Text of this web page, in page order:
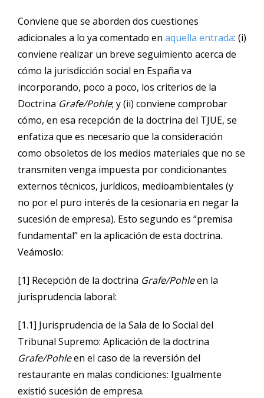
Conviene que se aborden dos cuestiones
adicionales a lo ya comentado en aquella entrada: (i)
conviene realizar un breve seguimiento acerca de
cómo la jurisdicción social en España va
incorporando, poco a poco, los criterios de la
Doctrina Grafe/Pohle; y (ii) conviene comprobar
cómo, en esa recepción de la doctrina del TJUE, se
enfatiza que es necesario que la consideración
como obsoletos de los medios materiales que no se
transmiten venga impuesta por condicionantes
externos técnicos, jurídicos, medioambientales (y
no por el puro interés de la cesionaria en negar la
sucesión de empresa). Esto segundo es “premisa
fundamental” en la aplicación de esta doctrina.
Veámoslo:
[1] Recepción de la doctrina Grafe/Pohleen la
jurisprudencia laboral:
[1.1] Jurisprudencia de la Sala de lo Social del
Tribunal Supremo: Aplicación de la doctrina
Grafe/Pohleen el caso de la reversión del
restaurante en malas condiciones: Igualmente
existió sucesión de empresa.